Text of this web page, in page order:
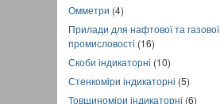
Омметри (4)
Прилади для нафтової та газової
промисловості (16)
Скоби індикаторні (10)
Стенкоміри індикаторні (5)
Товщиноміри індикаторні (6)